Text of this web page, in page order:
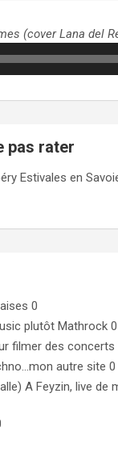
(cover Lana del
pas rater
Estivales en
0
plutôt Mathrock 0
filmer des concerts
autre site 0
A Feyzin, live de